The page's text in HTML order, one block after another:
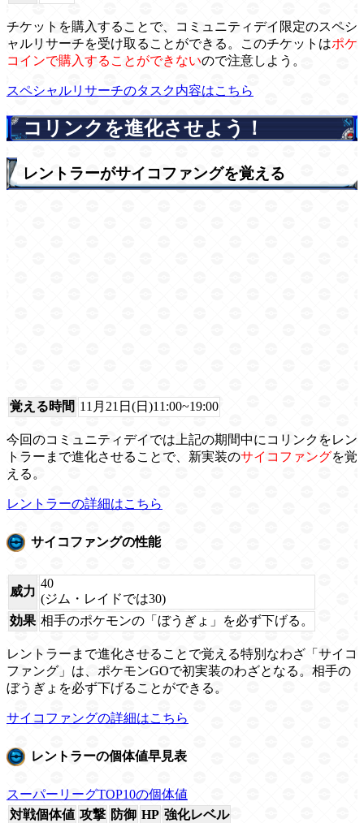
チケットを購入することで、コミュニティデイ限定のスペシ
ャルリサーチを受け取ることができる。このチケットはポケ
コインで購入することができないので注意しよう。
スペシャルリサーチのタスク内容はこちら
コリンクを進化させよう！
レントラーがサイコファングを覚える
覚える時間 11月21日(日)11:00~19:00
今回のコミュニティデイでは上記の期間中にコリンクをレン
トラーまで進化させることで、新実装のサイコファングを覚
える。
レントラーの詳細はこちら
サイコファングの性能
威力
40
(ジム・レイドでは30)
効果 相手のポケモンの「ぼうぎょ」を必ず下げる。
レントラーまで進化させることで覚える特別なわざ「サイコ
ファング」は、ポケモンGOで初実装のわざとなる。相手の
ぼうぎょを必ず下げることができる。
サイコファングの詳細はこちら
レントラーの個体値早見表
スーパーリーグTOP10の個体値
対戦個体値 攻撃 防御 HP 強化レベル